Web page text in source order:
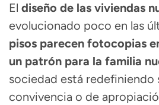
El diseño de las viviendas
evolucionado poco en las
pisos parecen fotocopias
un patrón para la familia
sociedad está redefiniendo
convivencia o de